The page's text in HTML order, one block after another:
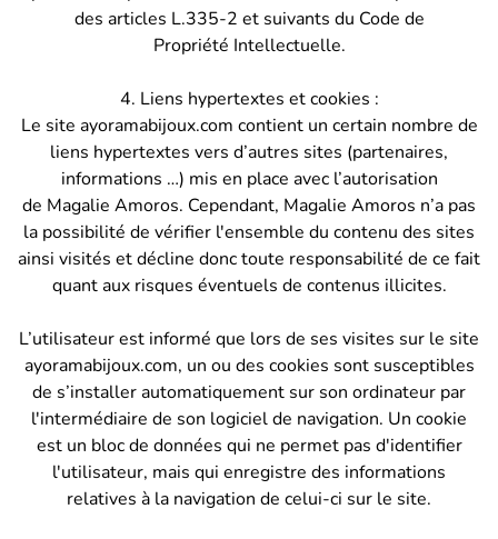
des articles L.335-2 et suivants du Code de
Propriété Intellectuelle.
4. Liens hypertextes et cookies :
Le site ayoramabijoux.com contient un certain nombre de
liens hypertextes vers d’autres sites (partenaires,
informations …) mis en place avec l’autorisation
de Magalie Amoros. Cependant, Magalie Amoros n’a pas
la possibilité de vérifier l'ensemble du contenu des sites
ainsi visités et décline donc toute responsabilité de ce fait
quant aux risques éventuels de contenus illicites.
L’utilisateur est informé que lors de ses visites sur le site
ayoramabijoux.com, un ou des cookies sont susceptibles
de s’installer automatiquement sur son ordinateur par
l'intermédiaire de son logiciel de navigation. Un cookie
est un bloc de données qui ne permet pas d'identifier
l'utilisateur, mais qui enregistre des informations
relatives à la navigation de celui-ci sur le site.